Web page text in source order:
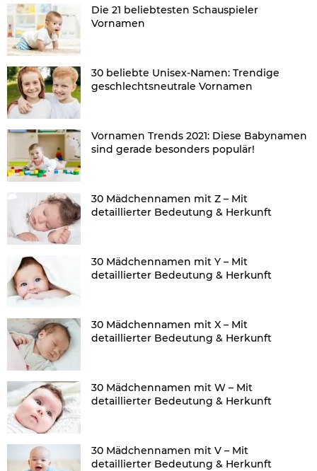
Die 21 beliebtesten Schauspieler
Vornamen
30 beliebte Unisex-Namen: Trendige
geschlechtsneutrale Vornamen
Vornamen Trends 2021: Diese Babynamen
sind gerade besonders populär!
30 Mädchennamen mit Z – Mit
detaillierter Bedeutung & Herkunft
30 Mädchennamen mit Y – Mit
detaillierter Bedeutung & Herkunft
30 Mädchennamen mit X – Mit
detaillierter Bedeutung & Herkunft
30 Mädchennamen mit W – Mit
detaillierter Bedeutung & Herkunft
30 Mädchennamen mit V – Mit
detaillierter Bedeutung & Herkunft